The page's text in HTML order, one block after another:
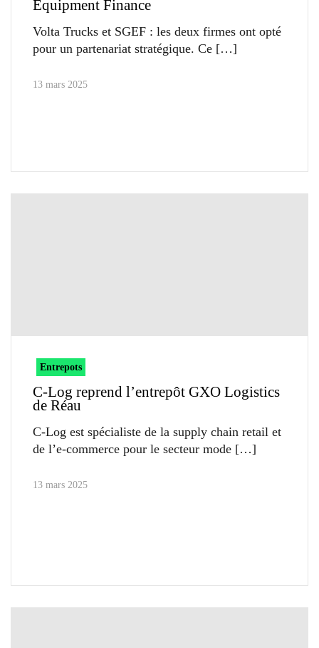
Equipment Finance
Volta Trucks et SGEF : les deux firmes ont opté
pour un partenariat stratégique. Ce
13 mars 2025
Entrepots
C-Log reprend l’entrepôt GXO Logistics
de Réau
C-Log est spécialiste de la supply chain retail et
de l’e-commerce pour le secteur mode
13 mars 2025